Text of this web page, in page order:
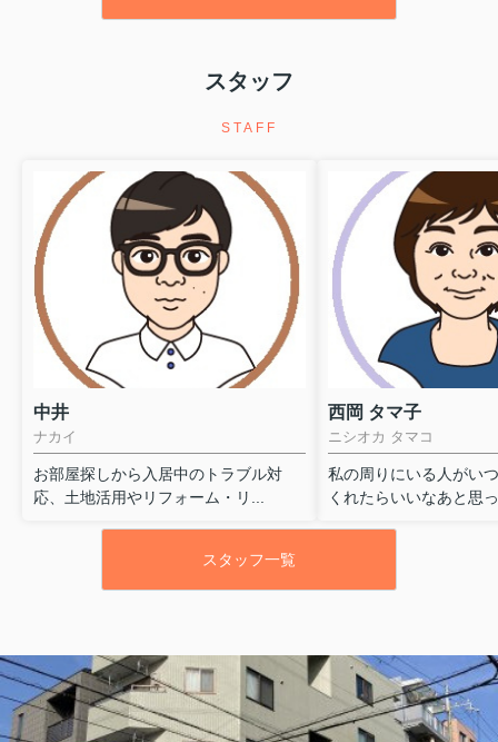
スタッフ
STAFF
中井
ナカイ
お部屋探しから入居中のトラブル対
応、土地活用やリフォーム・リ...
西岡 タマ子
ニシオカ タマコ
私の周りにいる人がい
くれたらいいなあと思
スタッフ一覧